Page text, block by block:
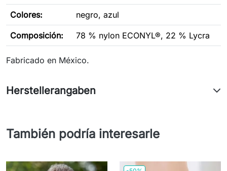
Colores: negro, azul
Composición: 78 % nylon ECONYL®, 22 % Lycra
Fabricado en México.
Herstellerangaben
También podría interesarle